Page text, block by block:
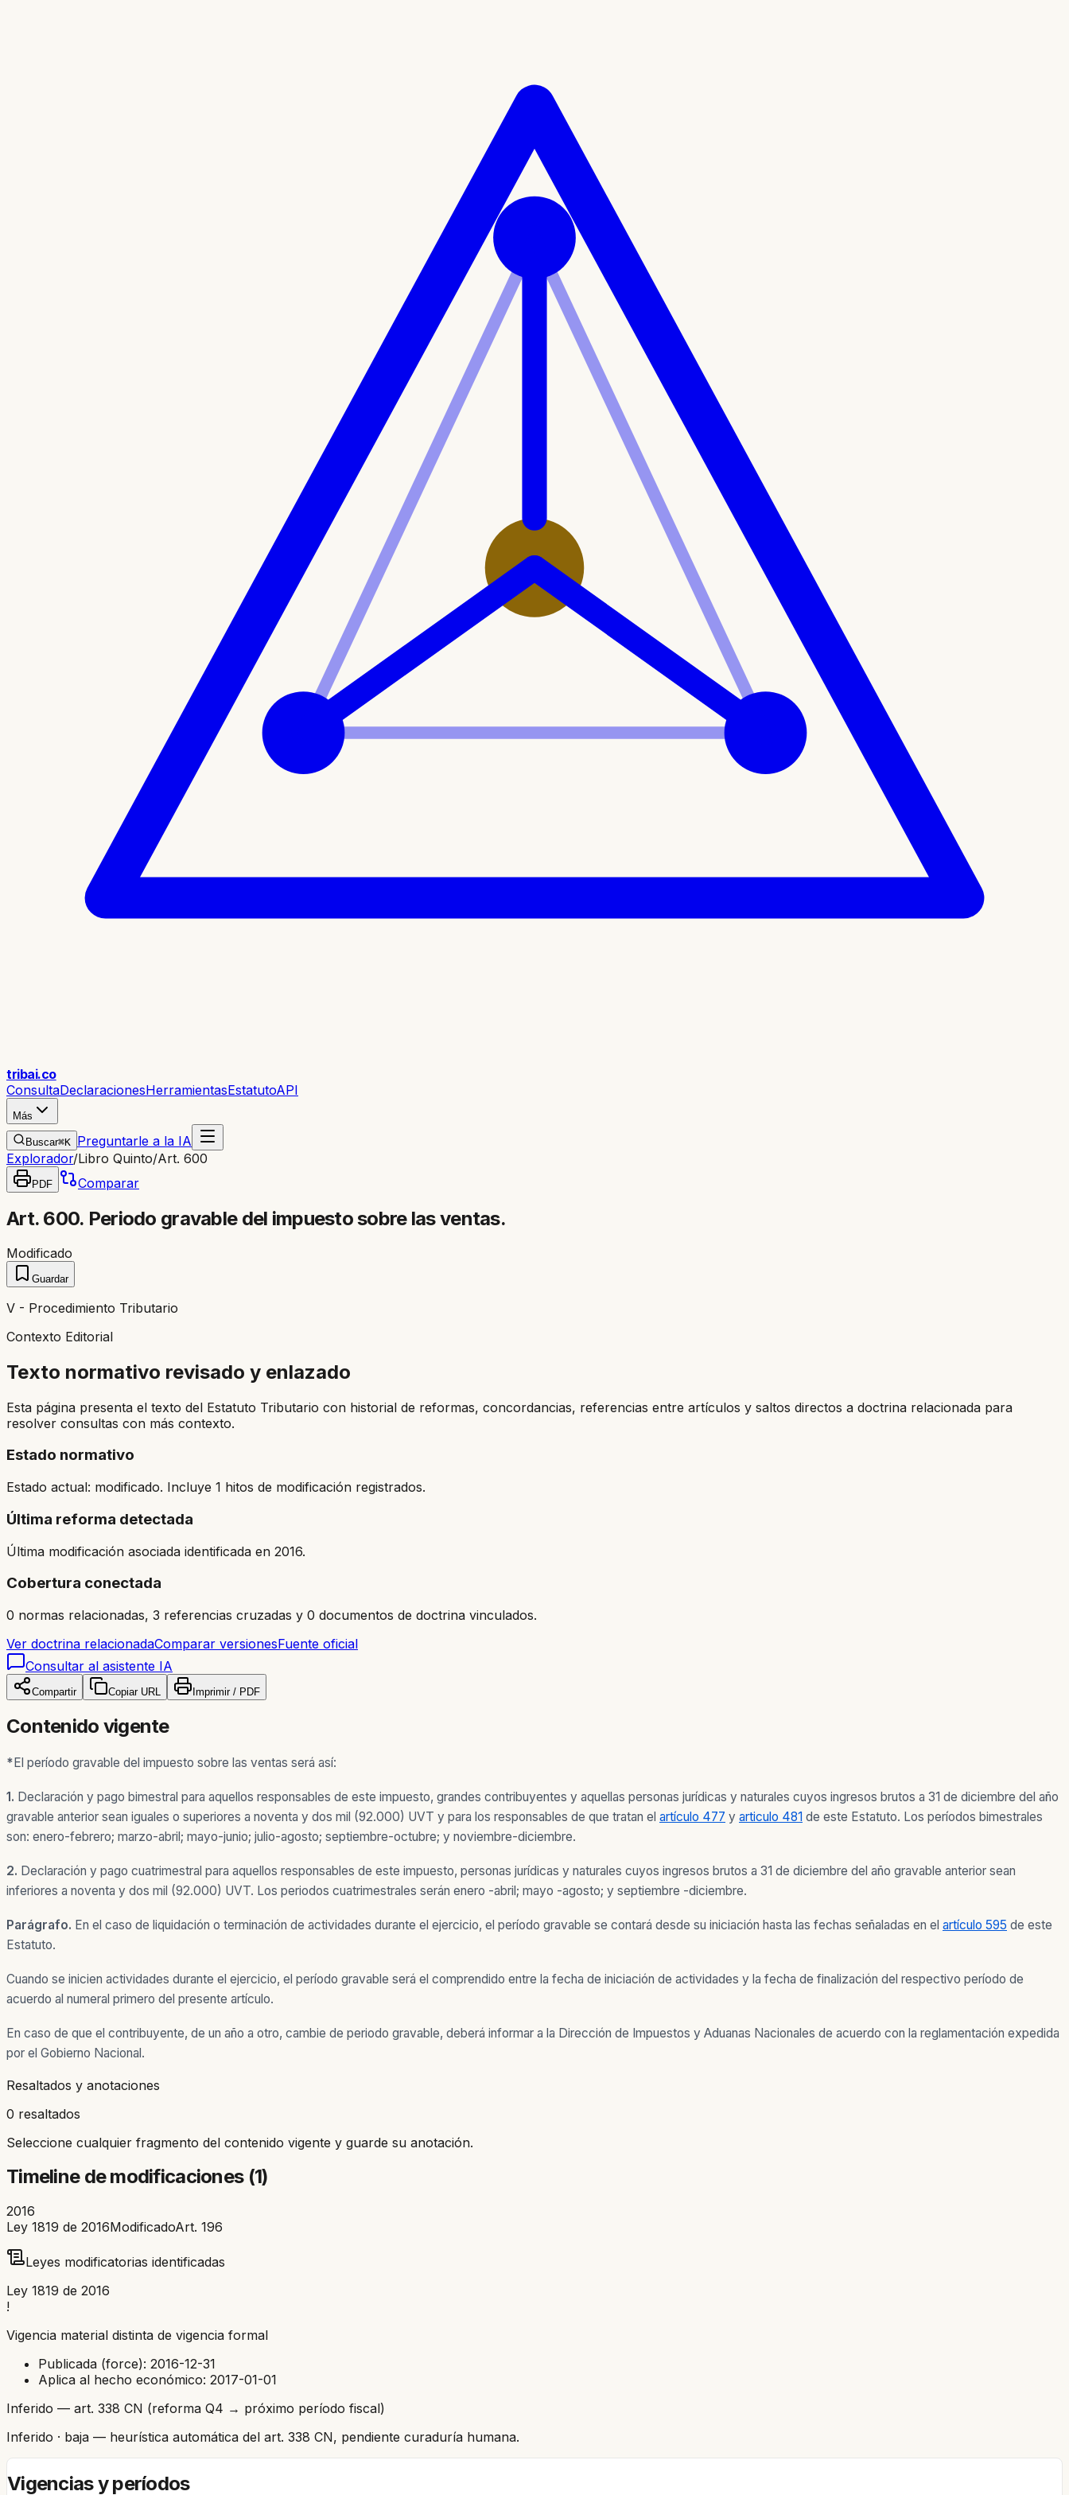
tribai.co
ConsultaDeclaracionesHerramientasEstatutoAPI
Más
Buscar⌘K Preguntarle a la IA
Explorador/Libro Quinto/Art. 600
PDF Comparar
Art. 600. Periodo gravable del impuesto sobre las ventas.
Modificado
Guardar
V - Procedimiento Tributario
Contexto Editorial
Texto normativo revisado y enlazado
Esta página presenta el texto del Estatuto Tributario con historial de reformas, concordancias, referencias entre artículos y saltos directos a doctrina relacionada para
resolver consultas con más contexto.
Estado normativo
Estado actual: modificado. Incluye 1 hitos de modificación registrados.
Última reforma detectada
Última modificación asociada identificada en 2016.
Cobertura conectada
0 normas relacionadas, 3 referencias cruzadas y 0 documentos de doctrina vinculados.
Ver doctrina relacionadaComparar versionesFuente oficial
Consultar al asistente IA
Compartir Copiar URL Imprimir / PDF
Contenido vigente
*El período gravable del impuesto sobre las ventas será así:
1. Declaración y pago bimestral para aquellos responsables de este impuesto, grandes contribuyentes y aquellas personas jurídicas y naturales cuyos ingresos brutos a 31 de diciembre del año
gravable anterior sean iguales o superiores a noventa y dos mil (92.000) UVT y para los responsables de que tratan el artículo 477 y articulo 481 de este Estatuto. Los períodos bimestrales
son: enero-febrero; marzo-abril; mayo-junio; julio-agosto; septiembre-octubre; y noviembre-diciembre.
2. Declaración y pago cuatrimestral para aquellos responsables de este impuesto, personas jurídicas y naturales cuyos ingresos brutos a 31 de diciembre del año gravable anterior sean
inferiores a noventa y dos mil (92.000) UVT. Los periodos cuatrimestrales serán enero -abril; mayo -agosto; y septiembre -diciembre.
Parágrafo. En el caso de liquidación o terminación de actividades durante el ejercicio, el período gravable se contará desde su iniciación hasta las fechas señaladas en el artículo 595 de este
Estatuto.
Cuando se inicien actividades durante el ejercicio, el período gravable será el comprendido entre la fecha de iniciación de actividades y la fecha de finalización del respectivo período de
acuerdo al numeral primero del presente artículo.
En caso de que el contribuyente, de un año a otro, cambie de periodo gravable, deberá informar a la Dirección de Impuestos y Aduanas Nacionales de acuerdo con la reglamentación expedida
por el Gobierno Nacional.
Resaltados y anotaciones
0 resaltados
Seleccione cualquier fragmento del contenido vigente y guarde su anotación.
Timeline de modificaciones (1)
2016
Ley 1819 de 2016ModificadoArt. 196
Leyes modificatorias identificadas
Ley 1819 de 2016
!
Vigencia material distinta de vigencia formal
Publicada (force): 2016-12-31
Aplica al hecho económico: 2017-01-01
Inferido — art. 338 CN (reforma Q4 → próximo período fiscal)
Inferido · baja — heurística automática del art. 338 CN, pendiente curaduría humana.
Vigencias y períodos